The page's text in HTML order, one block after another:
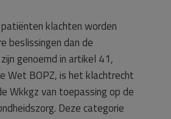
klachten worden
beslissingen dan de
genoemd in artikel 41,
Wet BOPZ, is het klachtrecht
Wkkgz van toepassing op de
Deze categorie